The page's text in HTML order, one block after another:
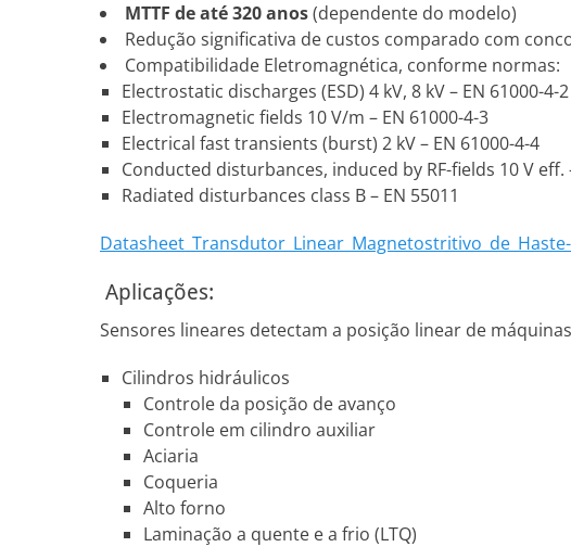
MTTF de até 320 anos(dependente do modelo)
Redução significativa de custos comparado com
Compatibilidade Eletromagnética, conforme normas:
Electrostatic discharges (ESD) 4 kV, 8 kV – EN 61000-4-2
Electromagnetic fields 10 V/m – EN 61000-4-3
Electrical fast transients (burst) 2 kV – EN 61000-4-4
Conducted disturbances, induced by RF-fields 10 V eff.
Radiated disturbances class B – EN 55011
Aplicações:
Sensores lineares detectam a posição linear de
Cilindros hidráulicos
Controle da posição de avanço
Controle em cilindro auxiliar
Aciaria
Coqueria
Alto forno
Laminação a quente e a frio (LTQ)